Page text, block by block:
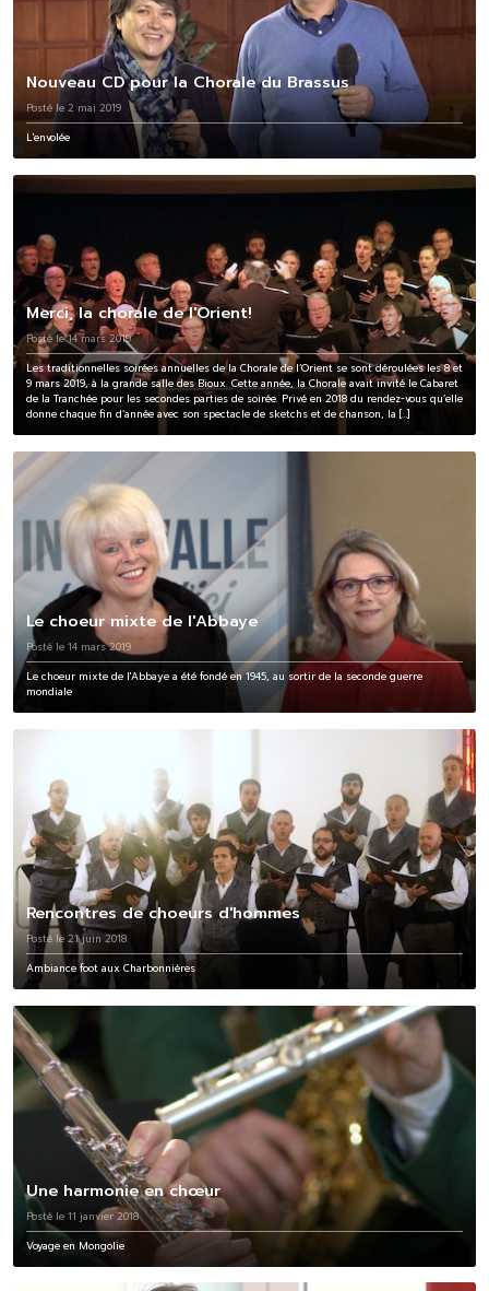
Nouveau CD pour la Chorale du Brassus
Posté le 2 mai 2019
L'envolée
Merci, la chorale de l'Orient!
Posté le 14 mars 2019
Les traditionnelles soirées annuelles de la Chorale de l’Orient se sont déroulées les 8 et
9 mars 2019, à la grande salle des Bioux. Cette année, la Chorale avait invité le Cabaret
de la Tranchée pour les secondes parties de soirée. Privé en 2018 du rendez-vous qu’elle
donne chaque fin d’année avec son spectacle de sketchs et de chanson, la […]
Le choeur mixte de l'Abbaye
Posté le 14 mars 2019
Le choeur mixte de l'Abbaye a été fondé en 1945, au sortir de la seconde guerre
mondiale
Rencontres de choeurs d'hommes
Posté le 21 juin 2018
Ambiance foot aux Charbonnières
Une harmonie en chœur
Posté le 11 janvier 2018
Voyage en Mongolie